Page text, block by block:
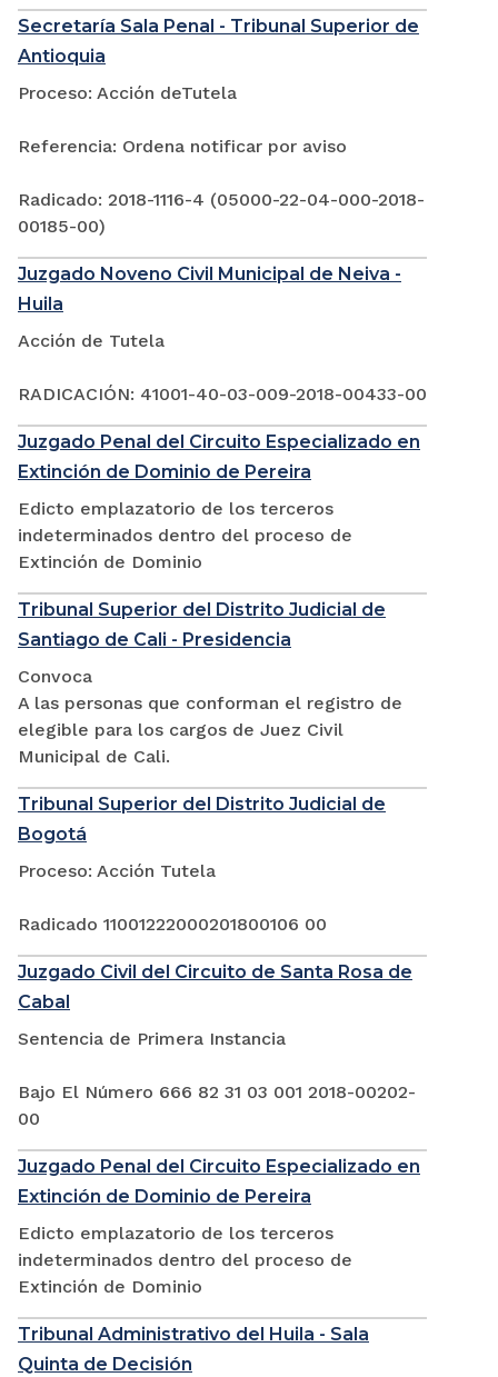
Secretaría Sala Penal - Tribunal Superior de
Antioquia
Proceso: Acción deTutela
Referencia: Ordena notificar por aviso
Radicado: 2018-1116-4 (05000-22-04-000-2018-
00185-00)
Juzgado Noveno Civil Municipal de Neiva -
Huila
Acción de Tutela
RADICACIÓN: 41001-40-03-009-2018-00433-00
Juzgado Penal del Circuito Especializado en
Extinción de Dominio de Pereira
Edicto emplazatorio de los terceros
indeterminados dentro del proceso de
Extinción de Dominio
Tribunal Superior del Distrito Judicial de
Santiago de Cali - Presidencia
Convoca
A las personas que conforman el registro de
elegible para los cargos de Juez Civil
Municipal de Cali.
Tribunal Superior del Distrito Judicial de
Bogotá
Proceso: Acción Tutela
Radicado 11001222000201800106 00
Juzgado Civil del Circuito de Santa Rosa de
Cabal
Sentencia de Primera Instancia
Bajo El Número 666 82 31 03 001 2018-00202-
00
Juzgado Penal del Circuito Especializado en
Extinción de Dominio de Pereira
Edicto emplazatorio de los terceros
indeterminados dentro del proceso de
Extinción de Dominio
Tribunal Administrativo del Huila - Sala
Quinta de Decisión